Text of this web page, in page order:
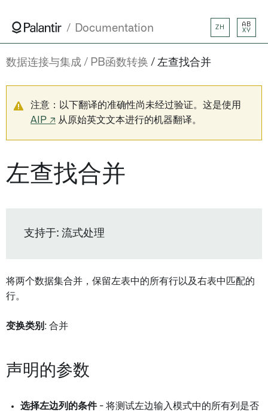
Documentation ZH
AB
XY
数据连接与集成 PB函数转换 左查找合并
注意：以下翻译的准确性尚未经过验证。这是使用
AIP ↗ 从原始英文文本进行的机器翻译。
左查找合并
支持于: 流式处理
将两个数据集合并，保留左表中的所有行以及右表中匹配的
行。
变换类别 : 合并
声明的参数
选择左边列的条件- 将测试左边输入模式中的所有列是否